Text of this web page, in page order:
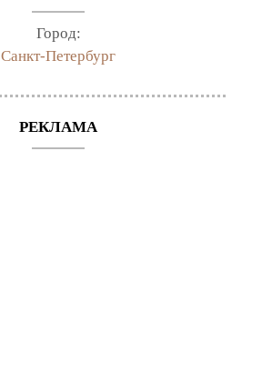
Город:
Санкт-Петербург
РЕКЛАМА